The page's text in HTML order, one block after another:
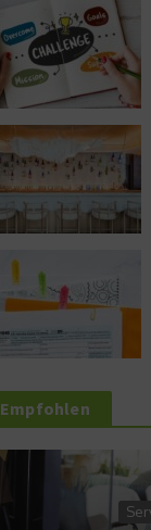
Empfohlen